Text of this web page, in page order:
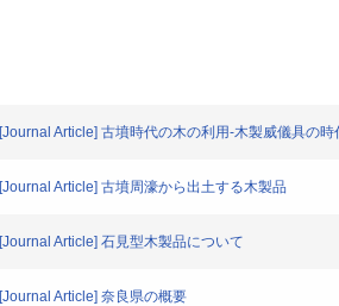
[Journal Article] 古墳時代の木の利用-木製威儀具の時
[Journal Article] 古墳周濠から出土する木製品
[Journal Article] 石見型木製品について
[Journal Article] 奈良県の概要